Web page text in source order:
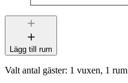
Lägg till rum
Valt antal gäster: 1 vuxen, 1 rum